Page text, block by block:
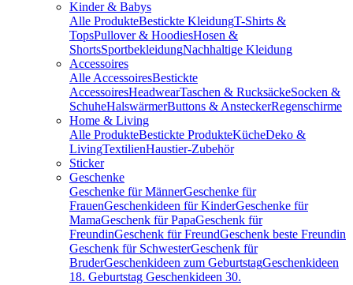
Kinder & Babys
Alle ProdukteBestickte KleidungT-Shirts &
TopsPullover & HoodiesHosen &
ShortsSportbekleidungNachhaltige Kleidung
Accessoires
Alle AccessoiresBestickte
AccessoiresHeadwearTaschen & RucksäckeSocken &
SchuheHalswärmerButtons & AnsteckerRegenschirme
Home & Living
Alle ProdukteBestickte ProdukteKücheDeko &
LivingTextilienHaustier-Zubehör
Sticker
Geschenke
Geschenke für MännerGeschenke für
FrauenGeschenkideen für KinderGeschenke für
MamaGeschenk für PapaGeschenk für
FreundinGeschenk für FreundGeschenk beste Freundin
Geschenk für SchwesterGeschenk für
BruderGeschenkideen zum GeburtstagGeschenkideen
18. Geburtstag Geschenkideen 30.